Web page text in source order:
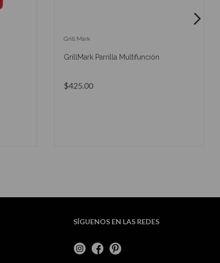
Grill Mark
GrillMark Parrilla Multifunción
$425.00
SÍGUENOS EN LAS REDES